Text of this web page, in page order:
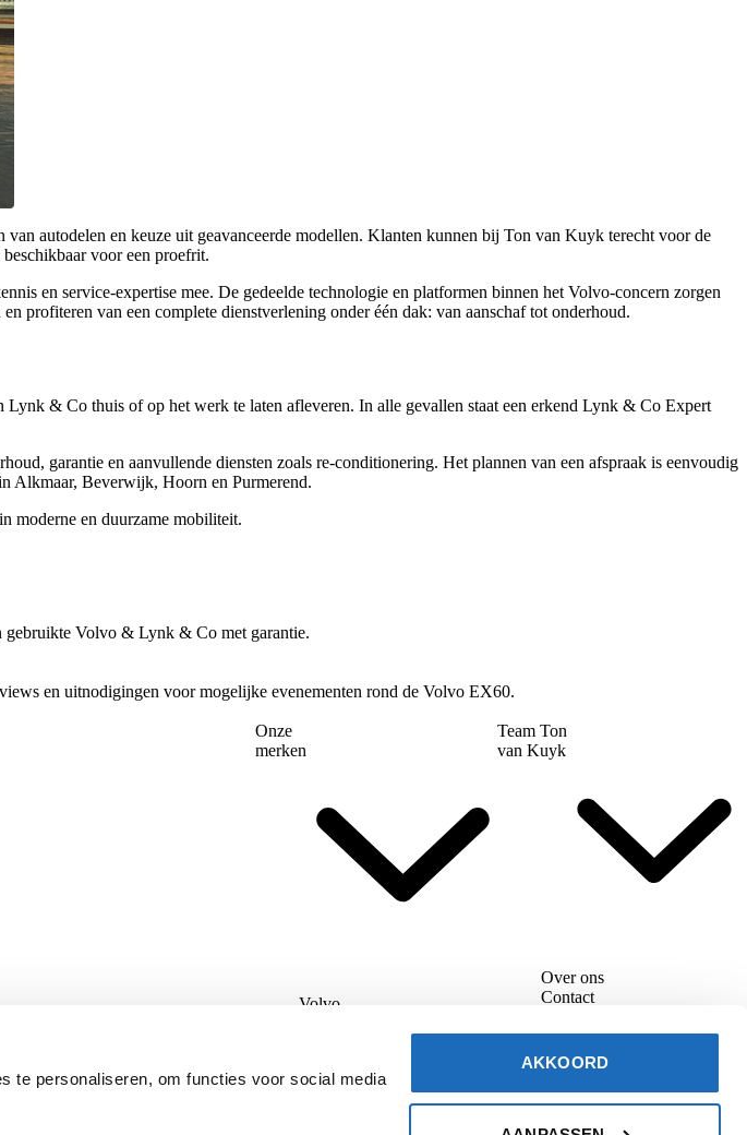
te personaliseren, om functies voor social media
AKKOORD
autodelen en keuze uit geavanceerde modellen. Klanten kunnen bij Ton van Kuyk terecht voor de
voor een proefrit.
en service-expertise mee. De gedeelde technologie en platformen binnen het Volvo-concern zorgen
profiteren van een complete dienstverlening onder één dak: van aanschaf tot onderhoud.
& Co thuis of op het werk te laten afleveren. In alle gevallen staat een erkend Lynk & Co Expert
garantie en aanvullende diensten zoals re-conditionering. Het plannen van een afspraak is eenvoudig
Alkmaar, Beverwijk, Hoorn en Purmerend.
moderne en duurzame mobiliteit.
gebruikte Volvo & Lynk & Co met garantie.
en uitnodigingen voor mogelijke evenementen rond de Volvo EX60.
Onze
merken
Volvo
Team Ton
van Kuyk
Over ons
Contact
Nieuws
FacebookYouTube